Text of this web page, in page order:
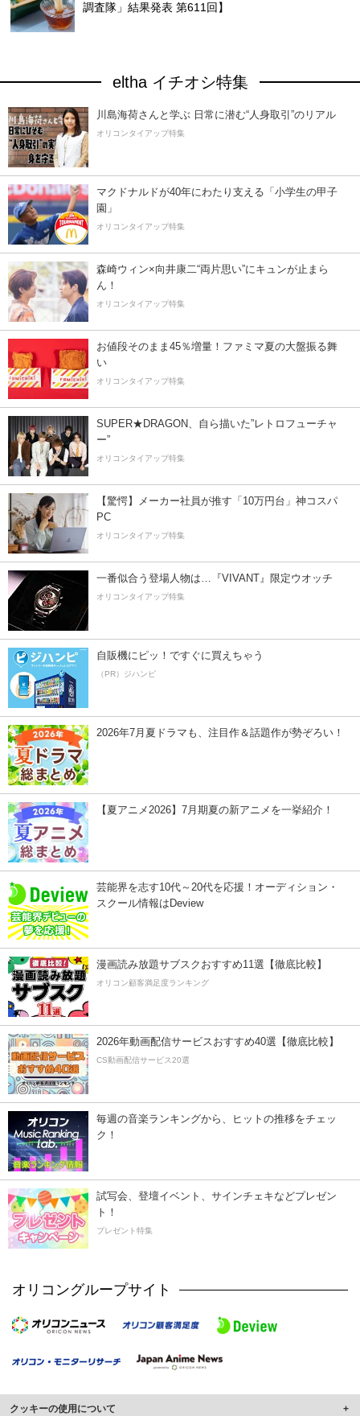
調査隊」結果発表 第611回】
eltha イチオシ特集
川島海荷さんと学ぶ 日常に潜む“人身取引”のリアル
オリコンタイアップ特集
マクドナルドが40年にわたり支える「小学生の甲子
園」
オリコンタイアップ特集
森崎ウィン×向井康二“両片思い”にキュンが止まら
ん！
オリコンタイアップ特集
お値段そのまま45％増量！ファミマ夏の大盤振る舞
い
オリコンタイアップ特集
SUPER★DRAGON、自ら描いた”レトロフューチャ
ー”
オリコンタイアップ特集
【驚愕】メーカー社員が推す「10万円台」神コスパ
PC
オリコンタイアップ特集
一番似合う登場人物は…『VIVANT』限定ウオッチ
オリコンタイアップ特集
自販機にピッ！ですぐに買えちゃう
（PR）ジハンピ
2026年7月夏ドラマも、注目作＆話題作が勢ぞろい！
【夏アニメ2026】7月期夏の新アニメを一挙紹介！
芸能界を志す10代～20代を応援！オーディション・
スクール情報はDeview
漫画読み放題サブスクおすすめ11選【徹底比較】
オリコン顧客満足度ランキング
2026年動画配信サービスおすすめ40選【徹底比較】
CS動画配信サービス20選
毎週の音楽ランキングから、ヒットの推移をチェッ
ク！
試写会、登壇イベント、サインチェキなどプレゼン
ト！
プレゼント特集
オリコングループサイト
クッキーの使用について